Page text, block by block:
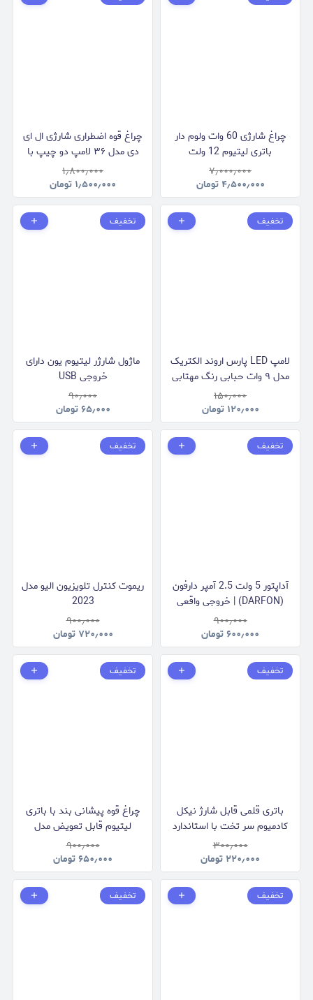
چراغ شارژی 60 وات ولوم دار
باتری لیتیوم 12 ولت
۷٫۰۰۰٫۰۰۰
۴٫۵۰۰٫۰۰۰ تومان
چراغ قوه اضطراری شارژی ال ای
دی مدل ۳۶ لامپ دو چیپ با
پورت شارژ تایپ سی
۱٫۸۰۰٫۰۰۰
۱٫۵۰۰٫۰۰۰ تومان
تخفیف
لامپ LED پارس اروند الکتریک
مدل ۹ وات حبابی رنگ مهتابی
۱۵۰٫۰۰۰
۱۲۰٫۰۰۰ تومان
تخفیف
ماژول شارژر لیتیوم یون دارای
خروجی USB
۹۰٫۰۰۰
۶۵٫۰۰۰تومان
تخفیف
آداپتور 5 ولت 2.5 آمپر دارفون
(DARFON) | خروجی واقعی
2.5 آمپر
۹۰۰٫۰۰۰
۶۰۰٫۰۰۰تومان
تخفیف
ریموت کنترل تلویزیون الیو مدل
2023
۹۰۰٫۰۰۰
۷۲۰٫۰۰۰ تومان
تخفیف
باتری قلمی قابل شارژ نیکل
کادمیوم سر تخت با استاندارد
AA
۳۰۰٫۰۰۰
۲۲۰٫۰۰۰ تومان
تخفیف
چراغ قوه پیشانی بند با باتری
لیتیوم قابل تعویض مدل
۱۸۶۵۰
۹۰۰٫۰۰۰
۶۵۰٫۰۰۰تومان
تخفیف تخفیف